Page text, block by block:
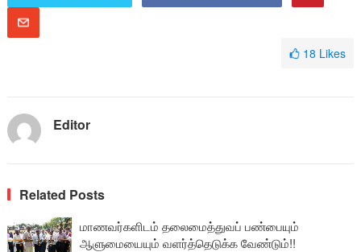
18 Likes
Editor
Related Posts
மாணவர்களிடம் தலைமைத்துவப் பண்பையும்
ஆளுமையையும் வளர்த்தெடுக்க வேண்டும்!!